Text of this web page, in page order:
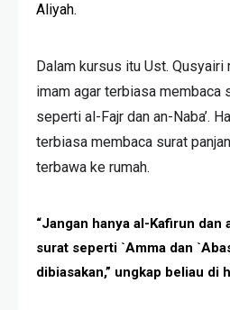
Aliyah.
Dalam kursus itu Ust. Qusyairi
imam agar terbiasa membaca
seperti al-Fajr dan an-Naba’.
terbiasa membaca surat
terbawa ke rumah.
“Jangan hanya al-Kafirun dan
surat seperti `Amma dan
dibiasakan,” ungkap beliau di